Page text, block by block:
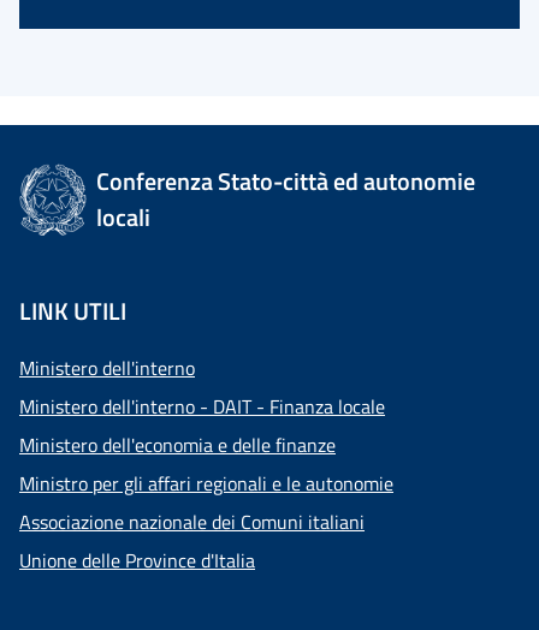
Conferenza Stato-città ed autonomie
locali
LINK UTILI
Ministero dell'interno
Ministero dell'interno - DAIT - Finanza locale
Ministero dell'economia e delle finanze
Ministro per gli affari regionali e le autonomie
Associazione nazionale dei Comuni italiani
Unione delle Province d'Italia